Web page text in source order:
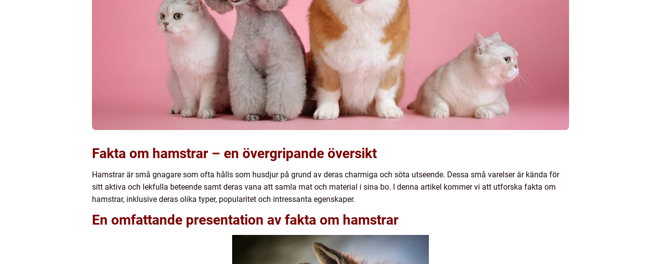
Fakta om hamstrar – en övergripande översikt
Hamstrar är små gnagare som ofta hålls som husdjur på grund av deras charmiga och söta utseende. Dessa små varelser är kända för
sitt aktiva och lekfulla beteende samt deras vana att samla mat och material i sina bo. I denna artikel kommer vi att utforska fakta om
hamstrar, inklusive deras olika typer, popularitet och intressanta egenskaper.
En omfattande presentation av fakta om hamstrar